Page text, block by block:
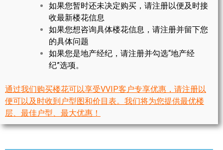
奥克维尔社区介绍
奥克维尔楼花项目
列治文山楼花项目
万锦楼花项目
新居民
如果您暂时还未决定购买，请注册以便及时接
收最新楼花信息
如果您想咨询具体楼花信息，请注册并留下您
的具体问题
如果您是地产经纪，请注册并勾选“地产经
纪”选项。
通过我们购买楼花可以享受VVIP客户专享优惠，请注册以
便可以及时收到户型图和价目表。我们将为您提供最优楼
层、最佳户型、最大优惠！